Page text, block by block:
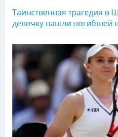
Таинственная трагедия в
девочку нашли погибшей